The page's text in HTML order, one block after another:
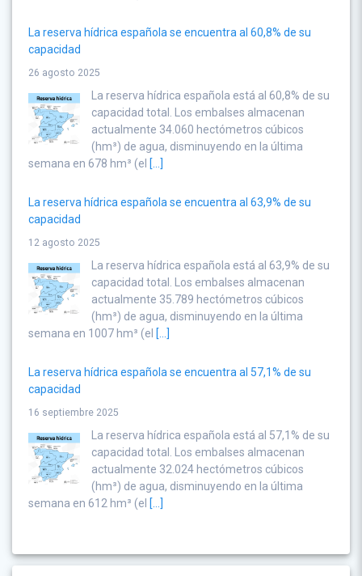
La reserva hídrica española se encuentra al 60,8% de su
capacidad
26 agosto 2025
La reserva hídrica española está al 60,8% de su
capacidad total. Los embalses almacenan
actualmente 34.060 hectómetros cúbicos
(hm³) de agua, disminuyendo en la última
semana en 678 hm³ (el [...]
La reserva hídrica española se encuentra al 63,9% de su
capacidad
12 agosto 2025
La reserva hídrica española está al 63,9% de su
capacidad total. Los embalses almacenan
actualmente 35.789 hectómetros cúbicos
(hm³) de agua, disminuyendo en la última
semana en 1007 hm³ (el [...]
La reserva hídrica española se encuentra al 57,1% de su
capacidad
16 septiembre 2025
La reserva hídrica española está al 57,1% de su
capacidad total. Los embalses almacenan
actualmente 32.024 hectómetros cúbicos
(hm³) de agua, disminuyendo en la última
semana en 612 hm³ (el [...]